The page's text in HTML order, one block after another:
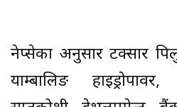
नेप्सेका अनुसार टक्सार
याम्बालिङ